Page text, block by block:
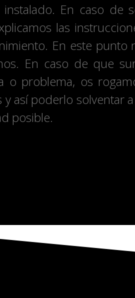
instalado. En caso de
las
En este punto
En caso de que
o problema, os
y así poderlo solventar a
posible.